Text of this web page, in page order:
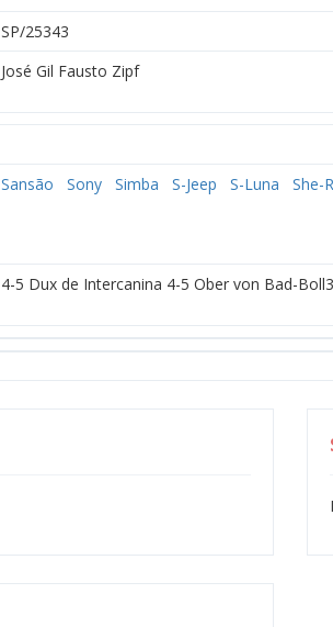
SP/25343
José Gil Fausto Zipf
Sansão Sony Simba S-Jeep S-Luna She-
4-5 Dux de Intercanina 4-5 Ober von Bad-